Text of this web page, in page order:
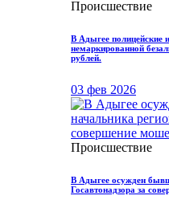
Происшествие
В Адыгее полицейские
немаркированной
рублей.
03 фев 2026
Происшествие
В Адыгее осужден
Госавтонадзора за